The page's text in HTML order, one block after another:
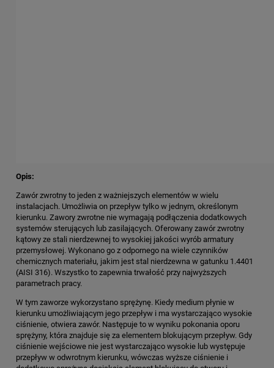
Opis:
Zawór zwrotny to jeden z ważniejszych elementów w wielu
instalacjach. Umożliwia on przepływ tylko w jednym, określonym
kierunku. Zawory zwrotne nie wymagają podłączenia dodatkowych
systemów sterujących lub zasilających. Oferowany zawór zwrotny
kątowy ze stali nierdzewnej to wysokiej jakości wyrób armatury
przemysłowej. Wykonano go z odpornego na wiele czynników
chemicznych materiału, jakim jest stal nierdzewna w gatunku 1.4401
(AISI 316). Wszystko to zapewnia trwałość przy najwyższych
parametrach pracy.
W tym zaworze wykorzystano sprężynę. Kiedy medium płynie w
kierunku umożliwiającym jego przepływ i ma wystarczająco wysokie
ciśnienie, otwiera zawór. Następuje to w wyniku pokonania oporu
sprężyny, która znajduje się za elementem blokującym przepływ. Gdy
ciśnienie wejściowe nie jest wystarczająco wysokie lub występuje
przepływ w odwrotnym kierunku, wówczas wyższe ciśnienie i